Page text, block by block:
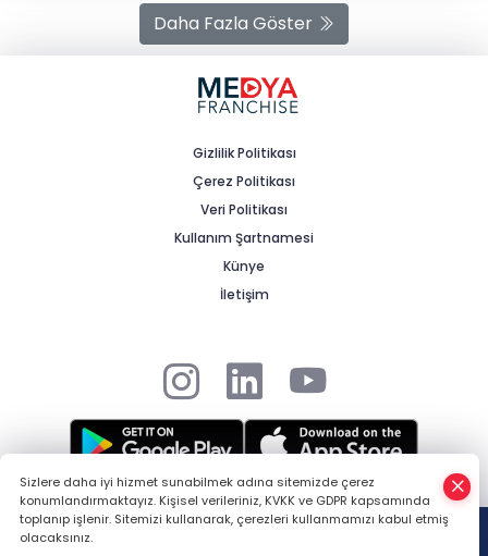
Daha Fazla Göster
Gizlilik Politikası
Çerez Politikası
Veri Politikası
Kullanım Şartnamesi
Künye
İletişim
© 2025 Medya Franchise tarafından tüm hakları saklıdır. -HABER
YAZILIMIve TURKTICARET.NET projesidir Copyright© 2006-2026 Tüm
Sizlere daha iyi hizmet sunabilmek adına sitemizde çerez
konumlandırmaktayız. Kişisel verileriniz, KVKK ve GDPR kapsamında
toplanıp işlenir. Sitemizi kullanarak, çerezleri kullanmamızı kabul etmiş
olacaksınız.